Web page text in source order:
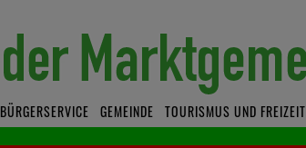
BÜRGERSERVICE GEMEINDE TOURISMUS UND FREIZEIT